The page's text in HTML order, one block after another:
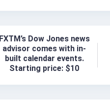
FXTM’s Dow Jones news
advisor comes with in-
built calendar events.
Starting price: $10